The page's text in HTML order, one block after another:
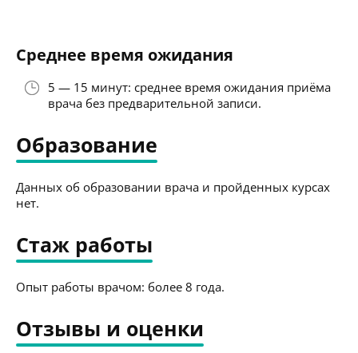
Среднее время ожидания
5 — 15 минут: среднее время ожидания приёма
врача без предварительной записи.
Образование
Данных об образовании врача и пройденных курсах
нет.
Стаж работы
Опыт работы врачом: более 8 года.
Отзывы и оценки